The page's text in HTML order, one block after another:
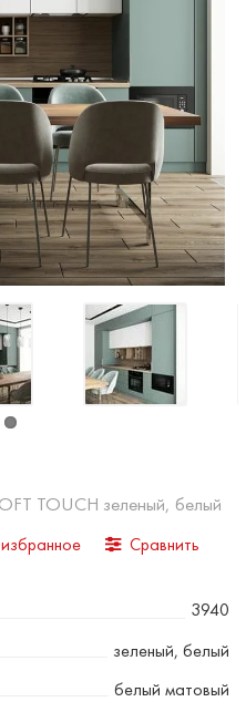
TOUCH зеленый, белый
Сравнить
3940
зеленый, белый
белый матовый